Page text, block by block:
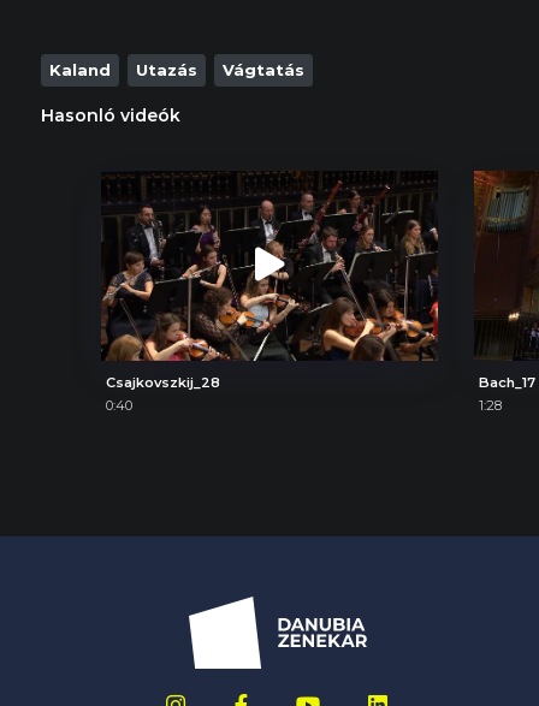
Kaland Utazás Vágtatás
Hasonló videók
Csajkovszkij_28
0:40
Bach_17
1:28